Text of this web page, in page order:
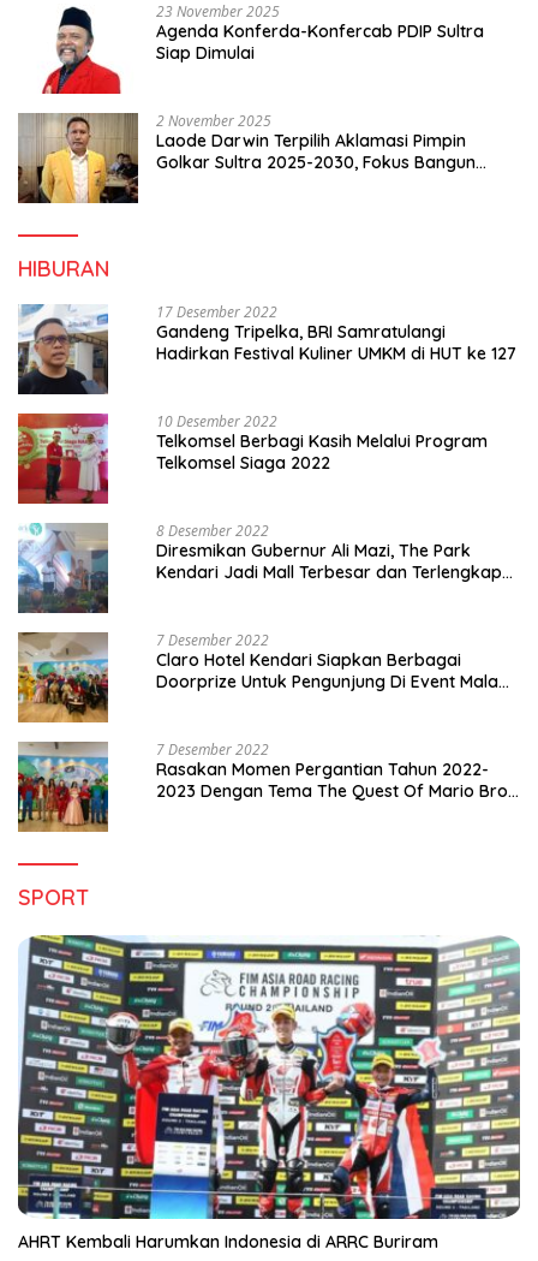
23 November 2025
Agenda Konferda-Konfercab PDIP Sultra
Siap Dimulai
2 November 2025
Laode Darwin Terpilih Aklamasi Pimpin
Golkar Sultra 2025-2030, Fokus Bangun
HIBURAN
17 Desember 2022
Gandeng Tripelka, BRI Samratulangi
Hadirkan Festival Kuliner UMKM di HUT ke 127
10 Desember 2022
Telkomsel Berbagi Kasih Melalui Program
Telkomsel Siaga 2022
8 Desember 2022
Diresmikan Gubernur Ali Mazi, The Park
Kendari Jadi Mall Terbesar dan Terlengkap
7 Desember 2022
Claro Hotel Kendari Siapkan Berbagai
Doorprize Untuk Pengunjung Di Event Malam
7 Desember 2022
Rasakan Momen Pergantian Tahun 2022-
2023 Dengan Tema The Quest Of Mario Bros
SPORT
AHRT Kembali Harumkan Indonesia di ARRC Buriram